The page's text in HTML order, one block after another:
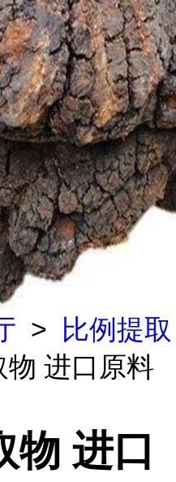
>
比例提取
进口原料
物 进口